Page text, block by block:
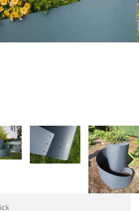
x Ø 80cm, grau, mit Vliesunterlage"